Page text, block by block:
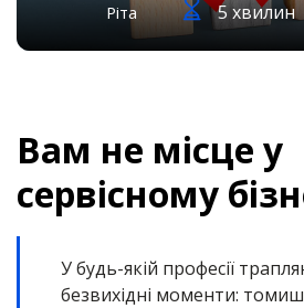
Ріта 5 хвилин
Вам не місце у
сервісному
У будь-якій професії
безвихідні моменти: